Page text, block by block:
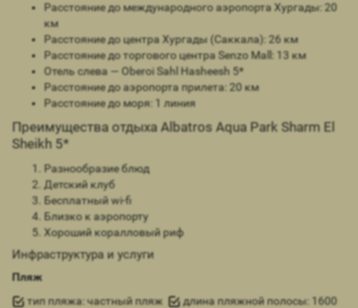
Расстояние до международного аэропорта Хургады: 20
км
Расстояние до центра Хургады (Саккала): 26 км
Расстояние до торгового центра Senzo Mall: 13 км
Отель слева — Oberoi Sahl Hasheesh 5*
Расстояние до аэропорта прилета: 20 км
Расстояние до моря: 1 линия
Преимущества отдыха Albatros Aqua Park Sharm El
Sheikh 5*
Разнообразие блюд
Детский клуб
Бесплатный wi-fi
Близко к аэропорту
Хороший коралловый риф
Инфраструктура и услуги
Пляж
тип пляжа: частный пляж
длина пляжной полосы: 1600